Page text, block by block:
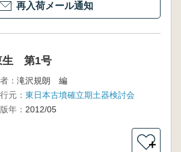
再入荷メール通知
生 第1号
： 滝沢規朗 編
元： 東日本古墳確立期土器検討会
年： 2012/05
＋